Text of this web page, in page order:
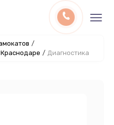
/
/ Диагностика